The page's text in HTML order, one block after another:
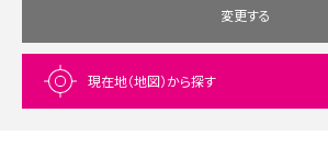
変更する
現在地（地図）から探す